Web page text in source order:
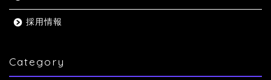
採用情報
Category